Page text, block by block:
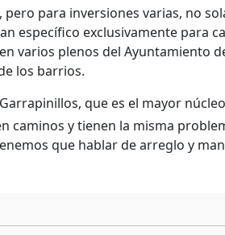
para inversiones varias, no
específico exclusivamente para
varios plenos del Ayuntamiento
los barrios.
que es el mayor
caminos y tienen la misma
que hablar de arreglo y